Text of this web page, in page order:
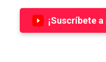
¡Suscríbete